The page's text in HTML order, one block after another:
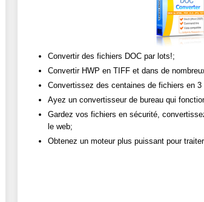
Convertir des fichiers DOC par lots!;
Convertir HWP en TIFF et dans de
Convertissez des centaines de fichiers en 3
Ayez un convertisseur de bureau qui
Gardez vos fichiers en sécurité,
le web;
Obtenez un moteur plus puissant pour